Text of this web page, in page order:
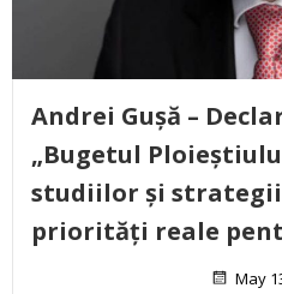
Andrei Gușă –
„Bugetul
studiilor și
priorități reale
May